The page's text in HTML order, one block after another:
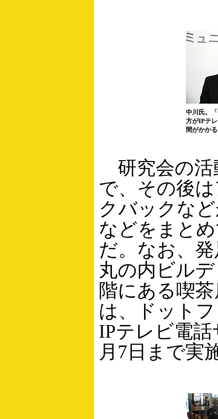
中川氏。
方がIPテ
間がかか
研究会の活
で、その後
クバックな
などをまと
だ。なお、
丸の内ビル
階にある喫
は、ドット
IPテレビ電
月7日まで実